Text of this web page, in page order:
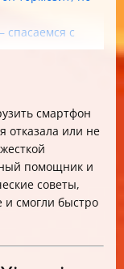
спасаемся с
— когда
данные
отвечает
кнопке
в зависимости
смартфон
отказала или не
помощник и
советы,
смогли быстро